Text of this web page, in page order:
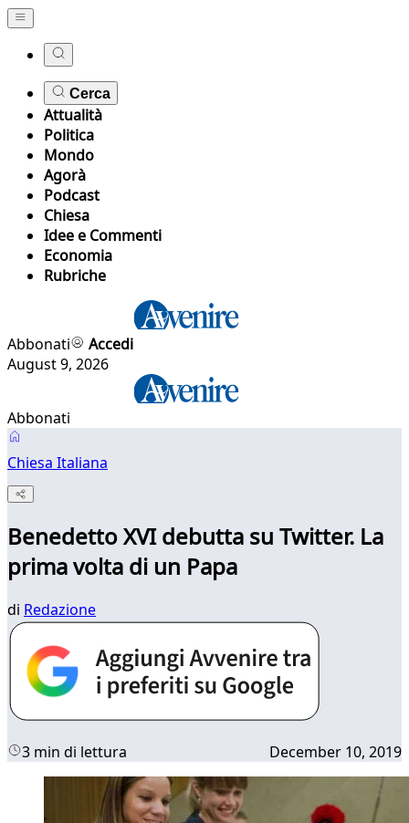
Cerca
Attualità
Politica
Mondo
Agorà
Podcast
Chiesa
Idee e Commenti
Economia
Rubriche
Abbonati
Accedi
August 9, 2026
Abbonati
Chiesa Italiana
Benedetto XVI debutta su Twitter. La
prima volta di un Papa
di Redazione
3 min di lettura December 10, 2019